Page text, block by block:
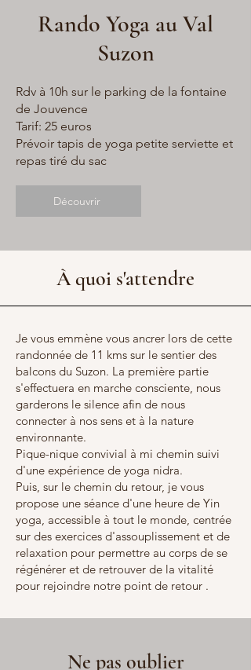
Rando Yoga au Val
Suzon
Rdv à 10h sur le parking de la fontaine
de Jouvence
Tarif: 25 euros
Prévoir tapis de yoga petite serviette et
repas tiré du sac
Découvrir
À quoi s'attendre
Je vous emmène vous ancrer lors de cette
randonnée de 11 kms sur le sentier des
balcons du Suzon. La première partie
s'effectuera en marche consciente, nous
garderons le silence afin de nous
connecter à nos sens et à la nature
environnante.
Pique-nique convivial à mi chemin suivi
d'une expérience de yoga nidra.
Puis, sur le chemin du retour, je vous
propose une séance d'une heure de Yin
yoga, accessible à tout le monde, centrée
sur des exercices d'assouplissement et de
relaxation pour permettre au corps de se
régénérer et de retrouver de la vitalité
pour rejoindre notre point de retour .
Ne pas oublier